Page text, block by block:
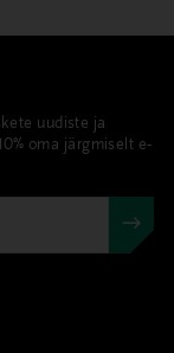
uudiste ja
oma järgmiselt e-